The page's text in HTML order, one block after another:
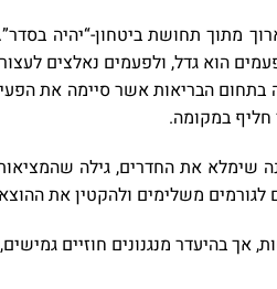
מתוך תחושת ביטחון-“יהיה
הוא גדל, ולפעמים נאלצים
חליף במקומה.
את החדרים, גילה
משלימים ולהקטין את
בהיעדר מנגנונים חוזיים